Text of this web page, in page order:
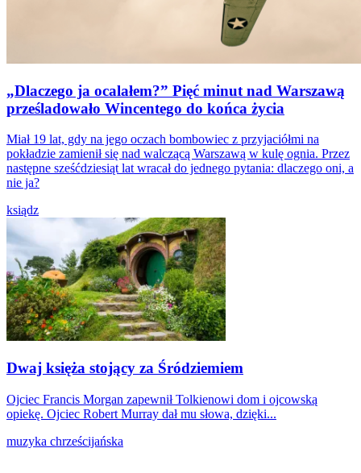
„Dlaczego ja ocalałem?” Pięć minut nad Warszawą
prześladowało Wincentego do końca życia
Miał 19 lat, gdy na jego oczach bombowiec z przyjaciółmi na
pokładzie zamienił się nad walczącą Warszawą w kulę ognia. Przez
następne sześćdziesiąt lat wracał do jednego pytania: dlaczego oni, a
nie ja?
ksiądz
Dwaj księża stojący za Śródziemiem
Ojciec Francis Morgan zapewnił Tolkienowi dom i ojcowską
opiekę. Ojciec Robert Murray dał mu słowa, dzięki...
muzyka chrześcijańska